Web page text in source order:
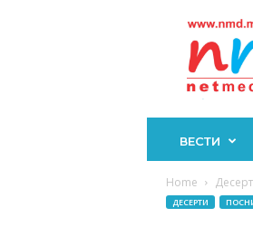
ВЕСТИ
Home
ДЕСЕРТИ